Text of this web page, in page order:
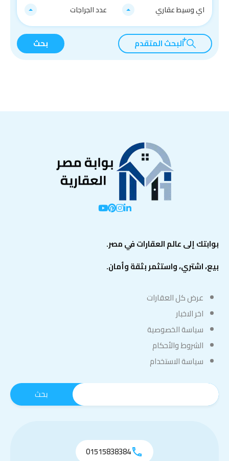
اي وسيط عقاري عدد الجراجات
البحث المتقدم بحث
بوابتك إلى عالم العقارات في مصر.
بيع، اشتري، واستثمر بثقة وأمان.
عرض كل العقارات
اخر الاخبار
سياسة الخصوصية
الشروط والأحكام
سياسة الاستخدام
01515838384